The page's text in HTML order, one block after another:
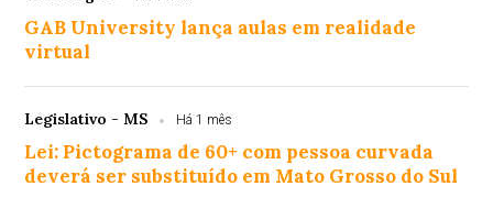
GAB University lança aulas em realidade
virtual
Legislativo - MS Há 1 mês
Lei: Pictograma de 60+ com pessoa curvada
deverá ser substituído em Mato Grosso do Sul